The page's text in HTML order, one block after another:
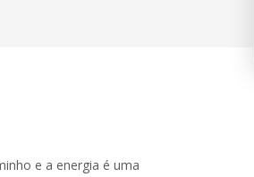
e a energia é uma